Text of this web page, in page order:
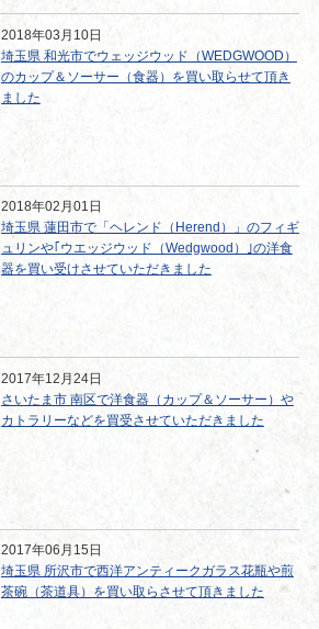
2018年03月10日
埼玉県 和光市でウェッジウッド（WEDGWOOD）
のカップ＆ソーサー（食器）を買い取らせて頂き
ました
2018年02月01日
埼玉県 蓮田市で「ヘレンド（Herend）」のフィギ
ュリンや｢ウエッジウッド（Wedgwood）｣の洋食
器を買い受けさせていただきました
2017年12月24日
さいたま市 南区で洋食器（カップ＆ソーサー）や
カトラリーなどを買受させていただきました
2017年06月15日
埼玉県 所沢市で西洋アンティークガラス花瓶や煎
茶碗（茶道具）を買い取らさせて頂きました